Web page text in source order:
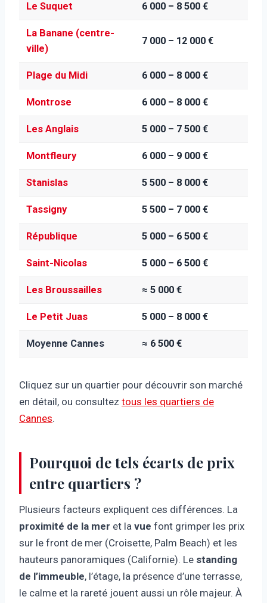
Le Suquet 6 000 – 8 500 €
La Banane (centre-
ville)
7 000 – 12 000 €
Plage du Midi 6 000 – 8 000 €
Montrose 6 000 – 8 000 €
Les Anglais 5 000 – 7 500 €
Montfleury 6 000 – 9 000 €
Stanislas 5 500 – 8 000 €
Tassigny 5 500 – 7 000 €
République 5 000 – 6 500 €
Saint-Nicolas 5 000 – 6 500 €
Les Broussailles ≈ 5 000 €
Le Petit Juas 5 000 – 8 000 €
Moyenne Cannes ≈ 6 500 €
Cliquez sur un quartier pour découvrir son marché
en détail, ou consultez tous les quartiers de
Cannes.
Pourquoi de tels écarts de prix
entre quartiers ?
Plusieurs facteurs expliquent ces différences. La
proximité de la mer et la vue font grimper les prix
sur le front de mer (Croisette, Palm Beach) et les
hauteurs panoramiques (Californie). Le standing
de l’immeuble, l’étage, la présence d’une terrasse,
le calme et la rareté jouent aussi un rôle majeur. À